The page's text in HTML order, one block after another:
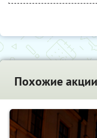
Похожие